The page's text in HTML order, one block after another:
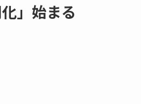
」始まる